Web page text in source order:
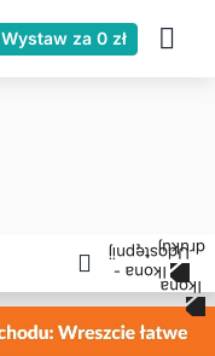
Wystaw za 0 zł